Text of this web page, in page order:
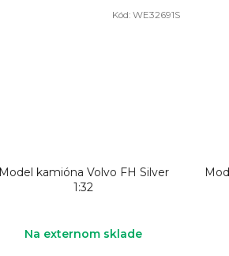
Model kamióna Volvo FH Silver
1:32
Na externom sklade
Kód: WE32691S